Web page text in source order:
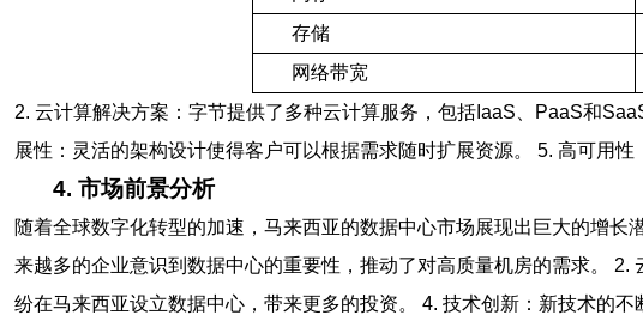
存储
网络带宽
2. 云计算解决方案：字节提供了多种云计算服务，包括IaaS、PaaS和
展性：灵活的架构设计使得客户可以根据需求随时扩展资源。 5. 高可用
4. 市场前景分析
随着全球数字化转型的加速，马来西亚的数据中心市场展现出巨大的增
来越多的企业意识到数据中心的重要性，推动了对高质量机房的需求。
纷在马来西亚设立数据中心，带来更多的投资。 4. 技术创新：新技术的